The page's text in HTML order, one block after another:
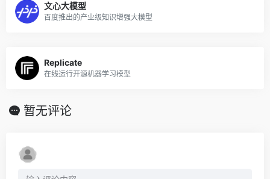
文心大模型
百度推出的产业级知识增强大模型
Replicate
在线运行开源机器学习模型
暂无评论